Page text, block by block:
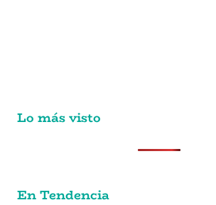
Lo más visto
En Tendencia